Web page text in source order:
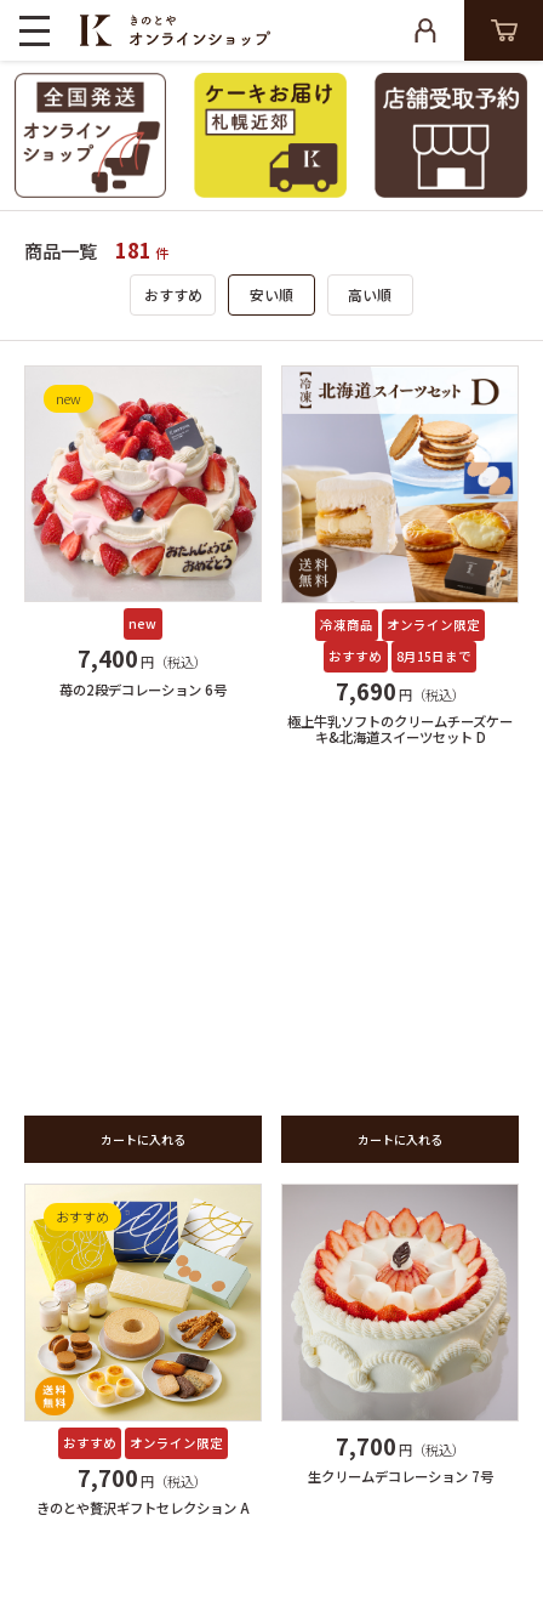
商品一覧 181 件
おすすめ 安い順 高い順
new
new
7,400円（税込）
苺の2段デコレーション 6号
カートに入れる
冷凍商品
オンライン限定
おすすめ
8月15日まで
7,690円（税込）
極上牛乳ソフトのクリームチーズケー
キ&北海道スイーツセット D
カートに入れる
おすすめ
おすすめ オンライン限定
7,700円（税込）
きのとや贅沢ギフトセレクション A
7,700円（税込）
生クリームデコレーション 7号